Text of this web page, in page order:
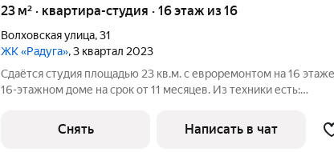
23 м² · квартира-студия · 16 этаж из 16
Волховская улица,31
ЖК «Радуга», 3 квартал 2023
Сдаётся студия площадью 23 кв.м. с евроремонтом на 16
16-этажном доме на срок от 11 месяцев. Из техники есть:
кирпичный, окна выходят на улицу. В подъезде 2 лифта - 1
грузовой и 1
Снять Написать в чат